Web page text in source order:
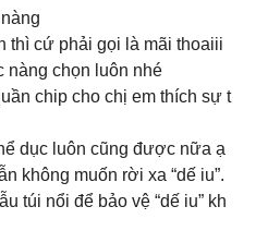
thì cứ phải gọi là mãi thoaiii
nàng chọn luôn nhé
chip cho chị em thích sự t
dục luôn cũng được nữa ạ
không muốn rời xa “dế iu”.
túi nổi để bảo vệ “dế iu” kh